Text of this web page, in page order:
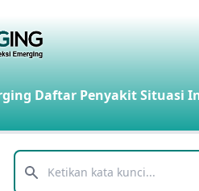
Daftar PenyakitSituasi
Telusuri